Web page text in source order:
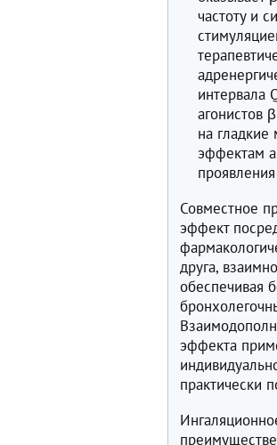
частоту и
интервала
агонистов
на
эффектам
Совместное
эффект
друга,
обеспечивая
эффекта
практически